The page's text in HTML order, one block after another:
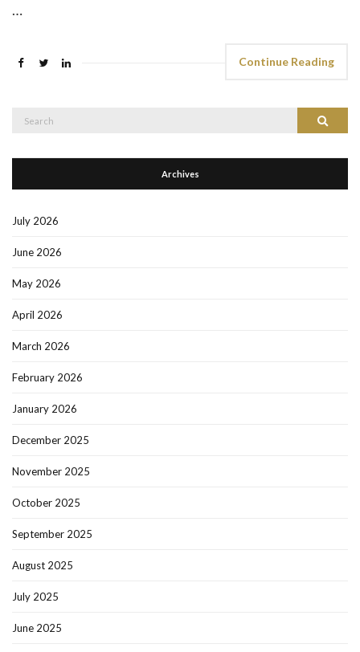
…
Continue Reading
Search
Archives
July 2026
June 2026
May 2026
April 2026
March 2026
February 2026
January 2026
December 2025
November 2025
October 2025
September 2025
August 2025
July 2025
June 2025